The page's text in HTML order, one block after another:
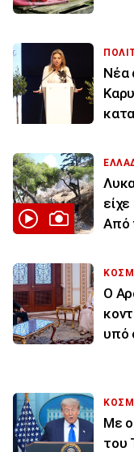
Νέα
Από
Ο
υπό
Με
του